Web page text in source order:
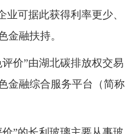
业可据此获得利率更少、
金融扶持。
价”由湖北碳排放权交易
金融综合服务平台（简称